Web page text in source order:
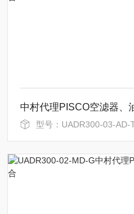
中村代理PISCO空滤器、
型号：UADR300-03-AD-